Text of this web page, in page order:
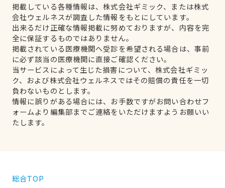
掲載している各種情報は、株式会社ギミック、または株式
会社ウェルネスが調査した情報をもとにしています。
出来るだけ正確な情報掲載に努めておりますが、内容を完
全に保証するものではありません。
掲載されている医療機関へ受診を希望される場合は、事前
に必ず該当の医療機関に直接ご確認ください。
当サービスによって生じた損害について、株式会社ギミッ
ク、および株式会社ウェルネスではその賠償の責任を一切
負わないものとします。
情報に誤りがある場合には、お手数ですがお問い合わせフ
ォームより編集部までご連絡をいただけますようお願いい
たします。
総合TOP